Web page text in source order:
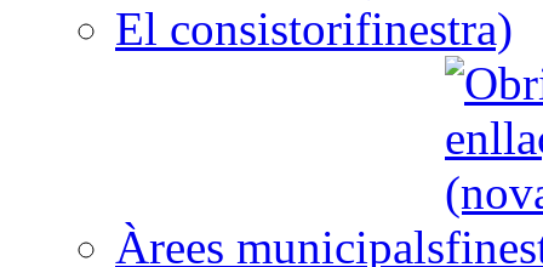
El consistori
Àrees municipals